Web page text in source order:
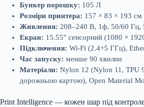
Бункер порошку: 105 Л
Розміри принтера: 157 × 83 × 193 см
Живлення: 208–240 В, 1ф, 50/60 Гц,
Екран: 15.55″ сенсорний (1080 ×
Підключення: Wi-Fi (2.4+5 ГГц),
Час запуску: менше 90 хвилин
Матеріали: Nylon 12 (Nylon 11, TPU
дорожньою картою), Open Material
Print Intelligence — кожен шар під